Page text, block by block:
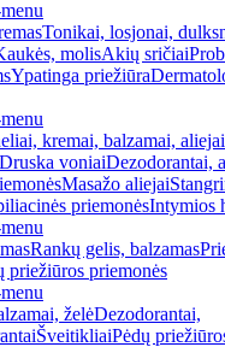
Tonikai, losjonai,
molisAkių sričiai
Ypatinga priežiūra
kremai, balzamai, aliejai
Druska voniaiDezodorantai,
Masažo aliejai
priemonėsIntymios
Rankų gelis, balzamas
priežiūros priemonės
želėDezodorantai,
ŠveitikliaiPėdų